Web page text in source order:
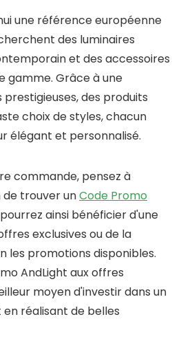
une référence européenne
des luminaires
et des accessoires
gamme. Grâce à une
des produits
choix de styles, chacun
élégant et personnalisé.
commande, pensez à
de trouver unCode Promo
ainsi bénéficier d'une
exclusives ou de la
les promotions disponibles.
AndLight aux offres
moyen d'investir dans un
réalisant de belles